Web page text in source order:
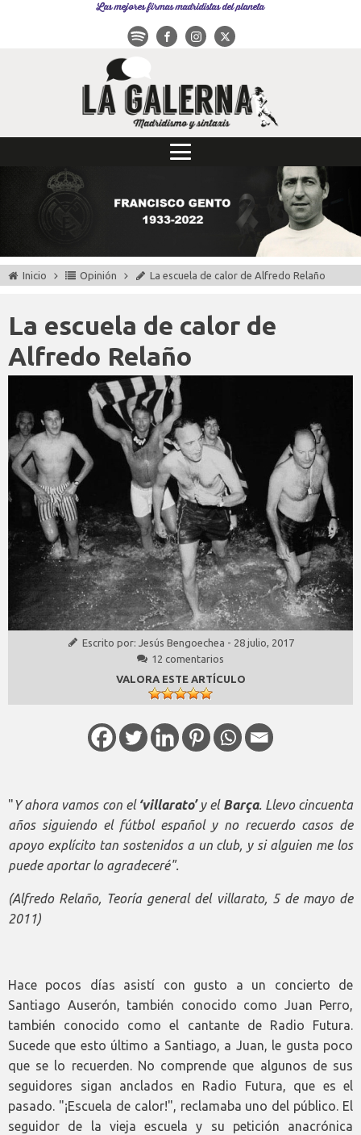
Las mejores firmas madridistas del planeta
Inicio Opinión La escuela de calor de Alfredo Relaño
La escuela de calor de
Alfredo Relaño
Escrito por: Jesús Bengoechea - 28 julio, 2017
12 comentarios
VALORA ESTE ARTÍCULO
"Y ahora vamos con el ‘villarato’y el Barça. Llevo cincuenta
años siguiendo el fútbol español y no recuerdo casos de
apoyo explícito tan sostenidos a un club, y si alguien me los
puede aportar lo agradeceré".
(Alfredo Relaño, Teoría general del villarato, 5 de mayo de
2011)
Hace pocos días asistí con gusto a un concierto de
Santiago Auserón, también conocido como Juan Perro,
también conocido como el cantante de Radio Futura.
Sucede que esto último a Santiago, a Juan, le gusta poco
que se lo recuerden. No comprende que algunos de sus
seguidores sigan anclados en Radio Futura, que es el
pasado. "¡Escuela de calor!", reclamaba uno del público. El
seguidor de la vieja escuela y su petición anacrónica